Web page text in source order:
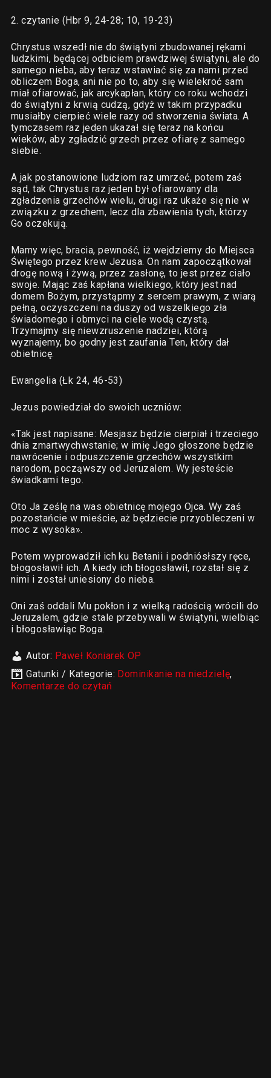
2. czytanie (Hbr 9, 24-28; 10, 19-23)
Chrystus wszedł nie do świątyni zbudowanej rękami
ludzkimi, będącej odbiciem prawdziwej świątyni, ale do
samego nieba, aby teraz wstawiać się za nami przed
obliczem Boga, ani nie po to, aby się wielekroć sam
miał ofiarować, jak arcykapłan, który co roku wchodzi
do świątyni z krwią cudzą, gdyż w takim przypadku
musiałby cierpieć wiele razy od stworzenia świata. A
tymczasem raz jeden ukazał się teraz na końcu
wieków, aby zgładzić grzech przez ofiarę z samego
siebie.
A jak postanowione ludziom raz umrzeć, potem zaś
sąd, tak Chrystus raz jeden był ofiarowany dla
zgładzenia grzechów wielu, drugi raz ukaże się nie w
związku z grzechem, lecz dla zbawienia tych, którzy
Go oczekują.
Mamy więc, bracia, pewność, iż wejdziemy do Miejsca
Świętego przez krew Jezusa. On nam zapoczątkował
drogę nową i żywą, przez zasłonę, to jest przez ciało
swoje. Mając zaś kapłana wielkiego, który jest nad
domem Bożym, przystąpmy z sercem prawym, z wiarą
pełną, oczyszczeni na duszy od wszelkiego zła
świadomego i obmyci na ciele wodą czystą.
Trzymajmy się niewzruszenie nadziei, którą
wyznajemy, bo godny jest zaufania Ten, który dał
obietnicę.
Ewangelia (Łk 24, 46-53)
Jezus powiedział do swoich uczniów:
«Tak jest napisane: Mesjasz będzie cierpiał i trzeciego
dnia zmartwychwstanie; w imię Jego głoszone będzie
nawrócenie i odpuszczenie grzechów wszystkim
narodom, począwszy od Jeruzalem. Wy jesteście
świadkami tego.
Oto Ja ześlę na was obietnicę mojego Ojca. Wy zaś
pozostańcie w mieście, aż będziecie przyobleczeni w
moc z wysoka».
Potem wyprowadził ich ku Betanii i podniósłszy ręce,
błogosławił ich. A kiedy ich błogosławił, rozstał się z
nimi i został uniesiony do nieba.
Oni zaś oddali Mu pokłon i z wielką radością wrócili do
Jeruzalem, gdzie stale przebywali w świątyni, wielbiąc
i błogosławiąc Boga.
Autor: Paweł Koniarek OP
Gatunki / Kategorie: Dominikanie na niedzielę,
Komentarze do czytań